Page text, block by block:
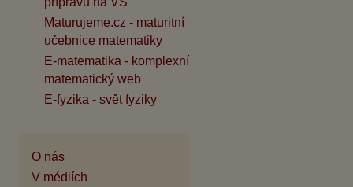
Maturujeme.cz - maturitní
učebnice matematiky
E-matematika - komplexní
matematický web
E-fyzika - svět fyziky
O nás
V médiích